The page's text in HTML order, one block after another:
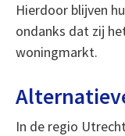
Hierdoor blijven
ondanks dat zij
woningmarkt.
In de regio